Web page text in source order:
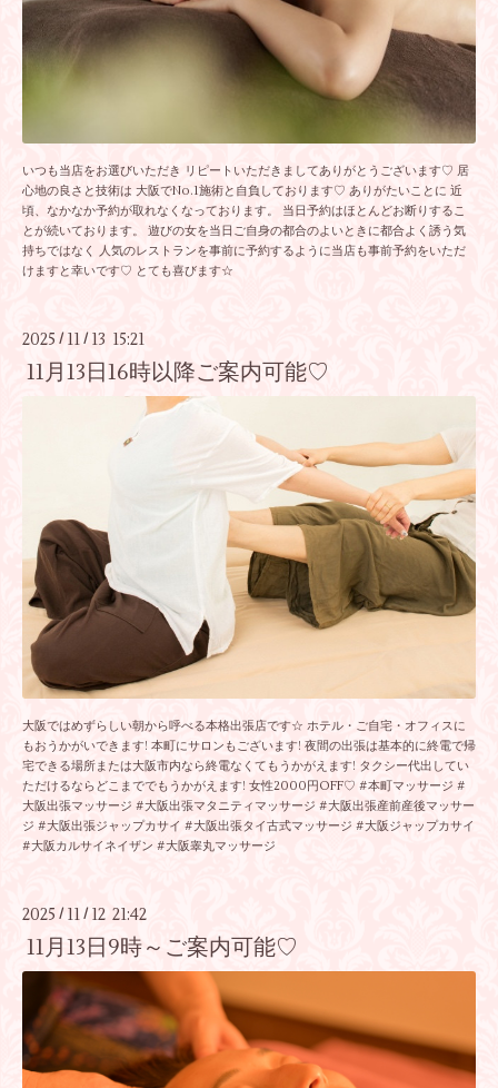
いつも当店をお選びいただき リピートいただきましてありがとうございます♡ 居
心地の良さと技術は 大阪でNo.1施術と自負しております♡ ありがたいことに 近
頃、なかなか予約が取れなくなっております。 当日予約はほとんどお断りするこ
とが続いております。 遊びの女を当日ご自身の都合のよいときに都合よく誘う気
持ちではなく 人気のレストランを事前に予約するように当店も事前予約をいただ
けますと幸いです♡ とても喜びます☆
2025 / 11 / 13 15:21
11月13日16時以降ご案内可能♡
大阪ではめずらしい朝から呼べる本格出張店です☆ ホテル・ご自宅・オフィスに
もおうかがいできます! 本町にサロンもございます! 夜間の出張は基本的に終電で帰
宅できる場所または大阪市内なら終電なくてもうかがえます! タクシー代出してい
ただけるならどこまででもうかがえます! 女性2000円OFF♡ #本町マッサージ #
大阪出張マッサージ #大阪出張マタニティマッサージ #大阪出張産前産後マッサー
ジ #大阪出張ジャップカサイ #大阪出張タイ古式マッサージ #大阪ジャップカサイ
#大阪カルサイネイザン #大阪睾丸マッサージ
2025 / 11 / 12 21:42
11月13日9時～ご案内可能♡